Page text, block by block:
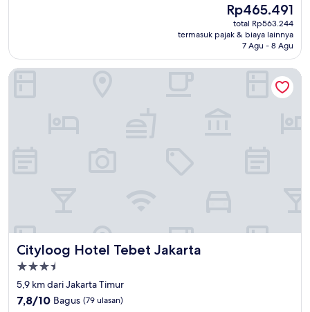
Harga
sekarang
Rp465.491
Rp465.491
total Rp563.244
termasuk pajak & biaya lainnya
7 Agu - 8 Agu
Cityloog Hotel Tebet Jakarta
Cityloog Hotel Tebet Jakarta
Properti
bintang
3.5
5,9 km dari Jakarta Timur
7.8
7,8/10 Bagus (79 ulasan)
Cityloog Hotel Tebet Jakarta